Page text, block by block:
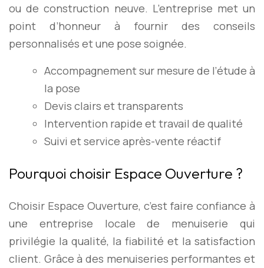
ou de construction neuve. L’entreprise met un
point d’honneur à fournir des conseils
personnalisés et une pose soignée.
Accompagnement sur mesure de l’étude à
la pose
Devis clairs et transparents
Intervention rapide et travail de qualité
Suivi et service après-vente réactif
Pourquoi choisir Espace Ouverture ?
Choisir Espace Ouverture, c’est faire confiance à
une entreprise locale de menuiserie qui
privilégie la qualité, la fiabilité et la satisfaction
client. Grâce à des menuiseries performantes et